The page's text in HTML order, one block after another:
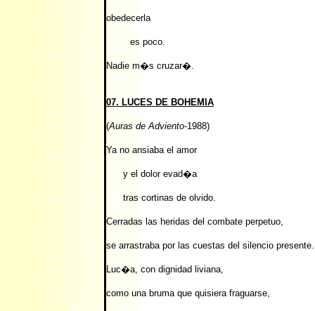
obedecerla
es poco.
Nadie m�s cruzar�.
07. LUCES DE BOHEMIA
(Auras de Adviento-1988)
Ya no ansiaba el amor
y el dolor evad�a
tras cortinas de olvido.
Cerradas las heridas del combate perpetuo,
se arrastraba por las cuestas del silencio presente.
Luc�a, con dignidad liviana,
como una bruma que quisiera fraguarse,